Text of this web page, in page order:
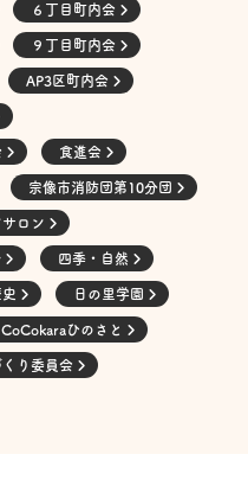
６丁目町内会
９丁目町内会
AP3区町内会
食進会
宗像市消防団第10分団
ロン
四季・自然
日の里学園
CoCokaraひのさと
くり委員会